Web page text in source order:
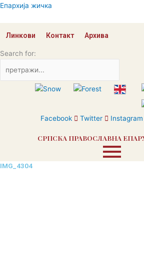
Skip
Епархија жичка
Линкови Контакт Архива
Search for:
Facebook Twitter Instagram
СРПСКА ПРАВОСЛАВНА
IMG_4304